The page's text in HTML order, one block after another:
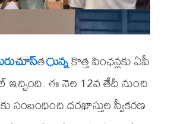
తున్నకొత్త పింఛన్లకు ఏపీ
ఇచ్చింది. ఈ నెల 12వ తేదీ నుంచి
సంబంధించి దరఖాస్తుల స్వీకరణ